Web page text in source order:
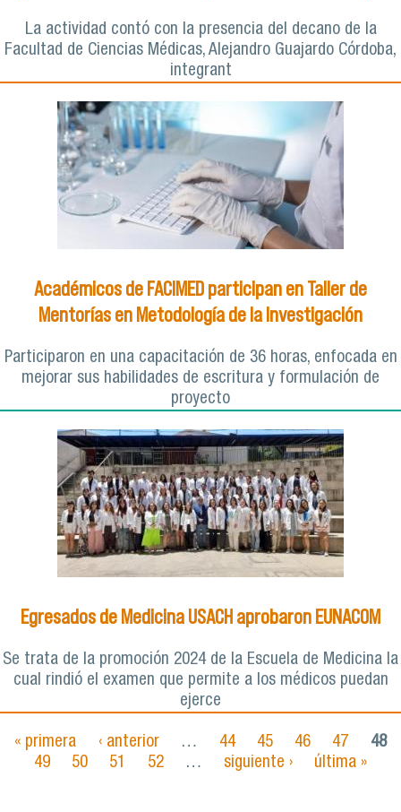
La actividad contó con la presencia del decano de la
Facultad de Ciencias Médicas, Alejandro Guajardo Córdoba,
integrant
Académicos de FACIMED participan en Taller de
Mentorías en Metodología de la Investigación
Participaron en una capacitación de 36 horas, enfocada en
mejorar sus habilidades de escritura y formulación de
proyecto
Egresados de Medicina USACH aprobaron EUNACOM
Se trata de la promoción 2024 de la Escuela de Medicina la
cual rindió el examen que permite a los médicos puedan
ejerce
Páginas
« primera ‹ anterior … 44 45 46 47
48
49
50 51 52 … siguiente › última »